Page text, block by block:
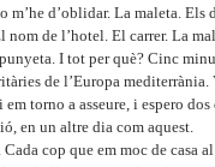
m’he d’oblidar. La maleta.
nom de l’hotel. El carrer. La
I tot per què? Cinc
de l’Europa
torno a asseure, i espero dos
en un altre dia com aquest.
cop que em moc de casa